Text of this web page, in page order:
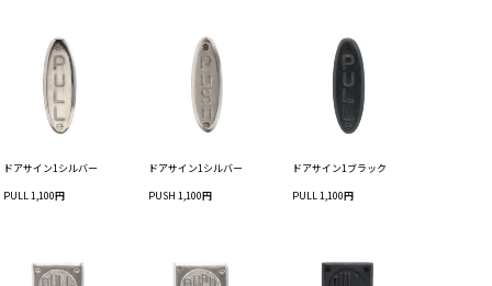
ドアサイン1シルバー
PULL 1,100円
ドアサイン1シルバー
PUSH 1,100円
ドアサイン1ブラック
PULL 1,100円